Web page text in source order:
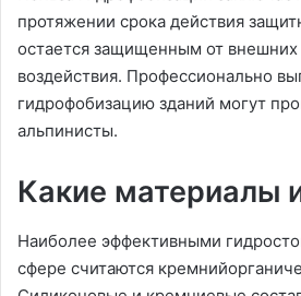
протяжении срока действия
остается защищенным от внешних
воздействия. Профессионально
гидрофобизацию зданий могут
альпинисты.
Какие материалы
Наиболее эффективными
сфере считаются